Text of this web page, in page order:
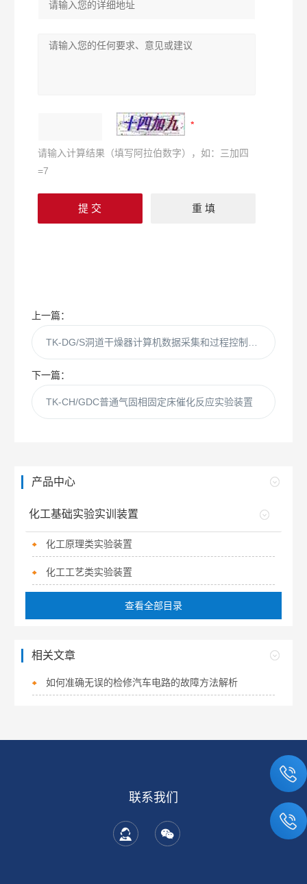
请输入计算结果（填写阿拉伯数字），如：三加四
=7
上一篇：
下一篇：
TK-CH/GDC普通气固相固定床催化反应实验装置
产品中心
化工基础实验实训装置
化工原理类实验装置
化工工艺类实验装置
查看全部目录
相关文章
如何准确无误的检修汽车电路的故障方法解析
联系我们